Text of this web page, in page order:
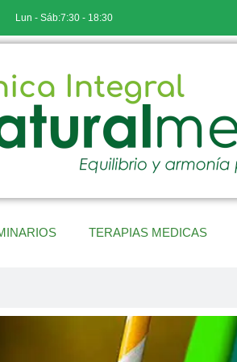
Lun - Sáb:7:30 - 18:30
TERAPIAS MEDICAS